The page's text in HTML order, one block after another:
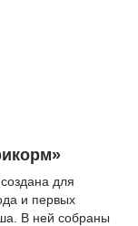
создана для
и первых
В ней собраны